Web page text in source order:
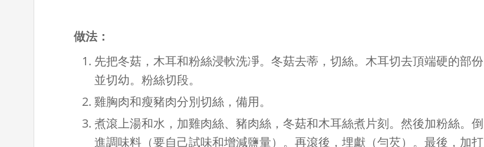
做法：
先把冬菇，木耳和粉絲浸軟洗凈。冬菇去蒂，切絲。木耳切去頂端硬的部份
並切幼。粉絲切段。
雞胸肉和瘦豬肉分別切絲，備用。
煮滾上湯和水，加雞肉絲、豬肉絲，冬菇和木耳絲煮片刻。然後加粉絲。倒
進調味料（要自己試味和增減鹽量）。再滾後，埋獻（勻芡）。最後，加打